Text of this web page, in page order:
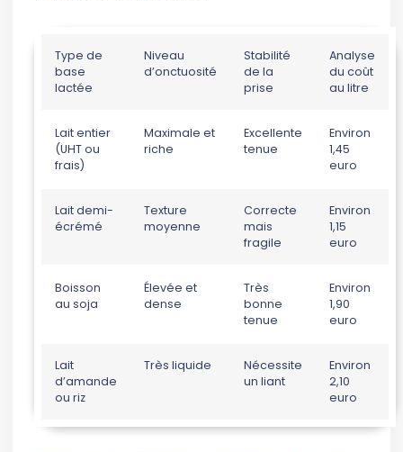
Type de
base
lactée
Niveau
d’onctuosité
Stabilité
de la
prise
Analyse
du coût
au litre
Lait entier
(UHT ou
frais)
Maximale et
riche
Excellente
tenue
Environ
1,45
euro
Lait demi-
écrémé
Texture
moyenne
Correcte
mais
fragile
Environ
1,15
euro
Boisson
au soja
Élevée et
dense
Très
bonne
tenue
Environ
1,90
euro
Lait
d’amande
ou riz
Très liquide
Nécessite
un liant
Environ
2,10
euro